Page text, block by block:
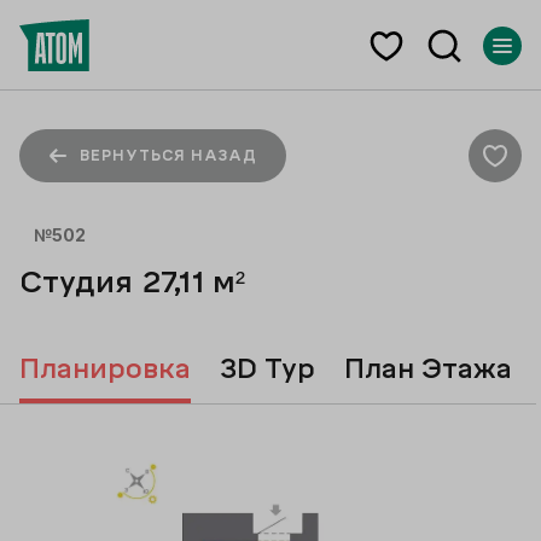
ВЕРНУТЬСЯ НАЗАД
№502
Студия 27,11 м²
Планировка 3D Тур План Этажа